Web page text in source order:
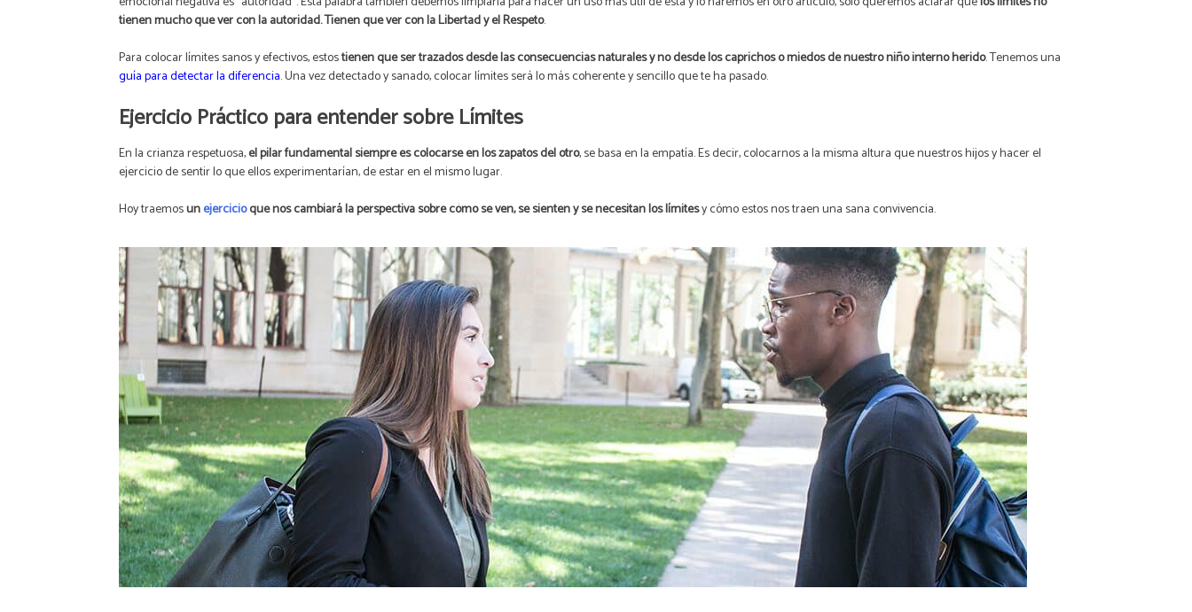
tienen mucho que ver con la autoridad. Tienen que ver con la Libertad y el Respeto.
Para colocar límites sanos y efectivos, estostienen que ser trazados desde las consecuencias naturales y no desde los caprichos o miedos de nuestro niño interno herido. Tenemos una
guía para detectar la diferencia. Una vez detectado y sanado, colocar límites será lo más coherente y sencillo que te ha pasado.
Ejercicio Práctico para entender sobre Límites
En la crianza respetuosa,el pilar fundamental siempre es colocarse en los zapatos del otro, se basa en la empatía. Es decir, colocarnos a la misma altura que nuestros hijos y hacer el
ejercicio de sentir lo que ellos experimentarían, de estar en el mismo lugar.
Hoy traemosunejercicioque nos cambiará la perspectiva sobre cómo se ven, se sienten y se necesitan los límitesy cómo estos nos traen una sana convivencia.